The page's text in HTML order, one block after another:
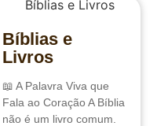
Bíblias e
Livros
📖 A Palavra Viva que
Fala ao Coração A Bíblia
não é um livro comum.